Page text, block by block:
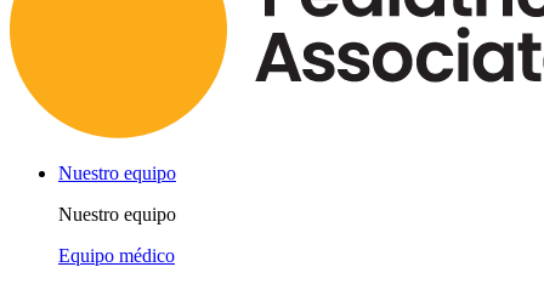
Nuestro equipo
Nuestro equipo
Equipo médico